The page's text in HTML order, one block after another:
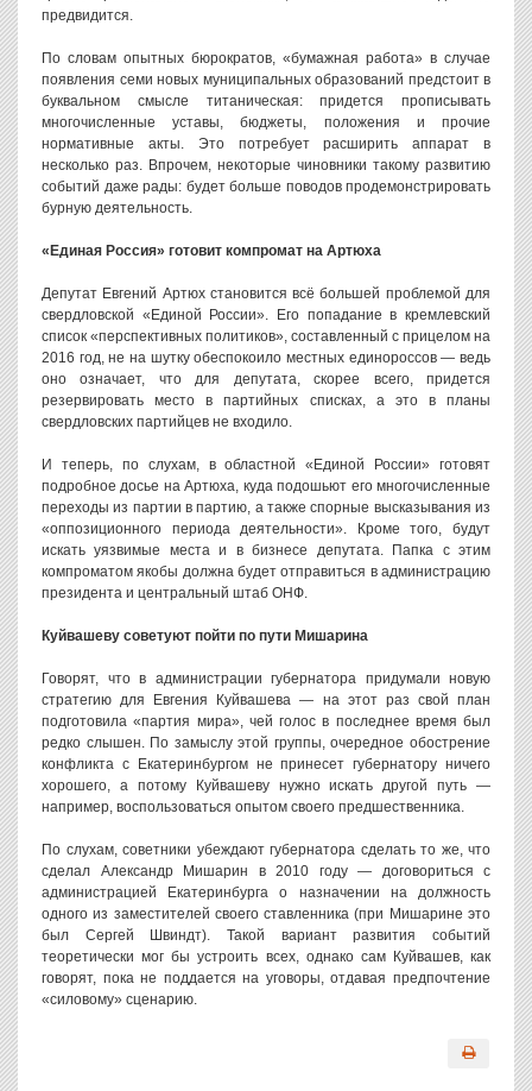
предвидится.
По словам опытных бюрократов, «бумажная работа» в случае
появления семи новых муниципальных образований предстоит в
буквальном смысле титаническая: придется прописывать
многочисленные уставы, бюджеты, положения и прочие
нормативные акты. Это потребует расширить аппарат в
несколько раз. Впрочем, некоторые чиновники такому развитию
событий даже рады: будет больше поводов продемонстрировать
бурную деятельность.
«Единая Россия» готовит компромат на Артюха
Депутат Евгений Артюх становится всё большей проблемой для
свердловской «Единой России». Его попадание в кремлевский
список «перспективных политиков», составленный с прицелом на
2016 год, не на шутку обеспокоило местных единороссов — ведь
оно означает, что для депутата, скорее всего, придется
резервировать место в партийных списках, а это в планы
свердловских партийцев не входило.
И теперь, по слухам, в областной «Единой России» готовят
подробное досье на Артюха, куда подошьют его многочисленные
переходы из партии в партию, а также спорные высказывания из
«оппозиционного периода деятельности». Кроме того, будут
искать уязвимые места и в бизнесе депутата. Папка с этим
компроматом якобы должна будет отправиться в администрацию
президента и центральный штаб ОНФ.
Куйвашеву советуют пойти по пути Мишарина
Говорят, что в администрации губернатора придумали новую
стратегию для Евгения Куйвашева — на этот раз свой план
подготовила «партия мира», чей голос в последнее время был
редко слышен. По замыслу этой группы, очередное обострение
конфликта с Екатеринбургом не принесет губернатору ничего
хорошего, а потому Куйвашеву нужно искать другой путь —
например, воспользоваться опытом своего предшественника.
По слухам, советники убеждают губернатора сделать то же, что
сделал Александр Мишарин в 2010 году — договориться с
администрацией Екатеринбурга о назначении на должность
одного из заместителей своего ставленника (при Мишарине это
был Сергей Швиндт). Такой вариант развития событий
теоретически мог бы устроить всех, однако сам Куйвашев, как
говорят, пока не поддается на уговоры, отдавая предпочтение
«силовому» сценарию.